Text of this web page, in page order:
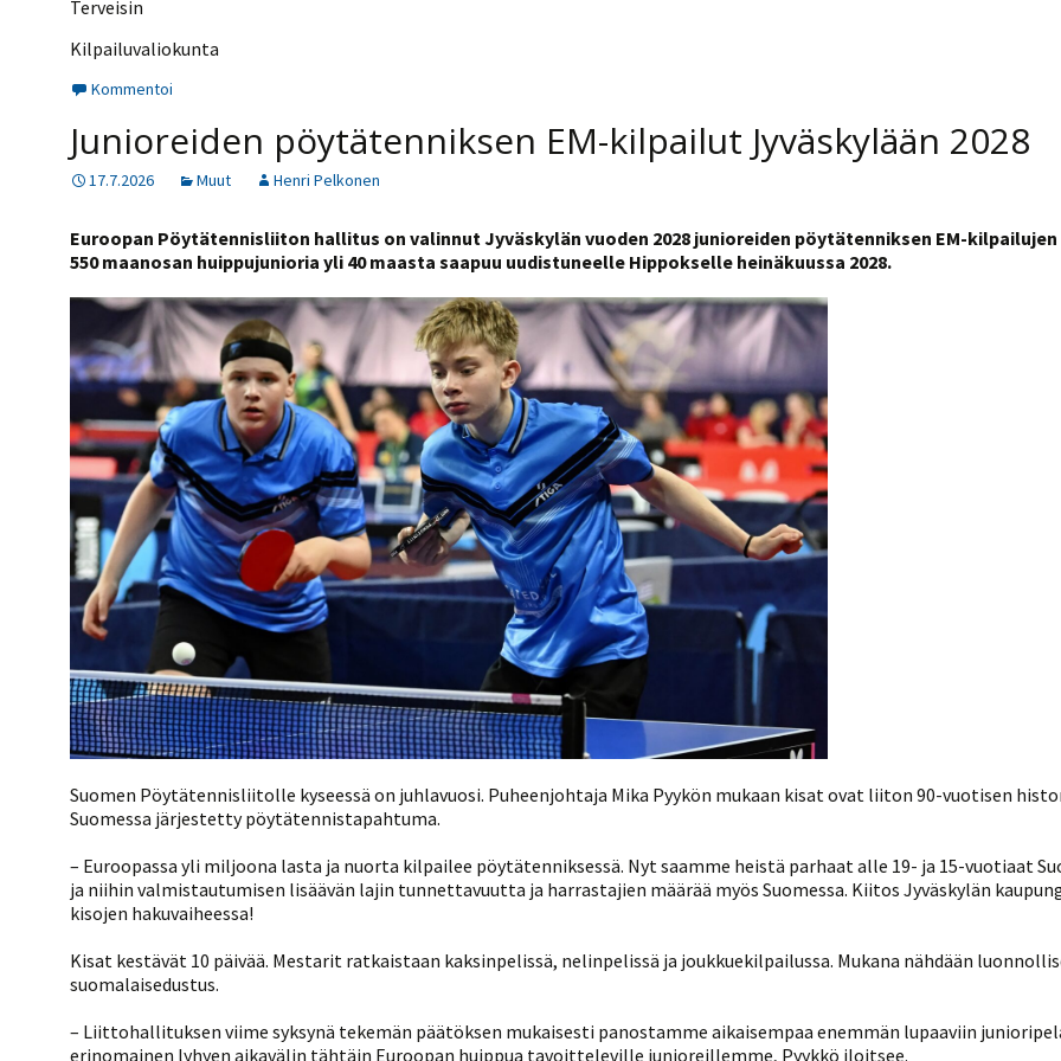
Terveisin
Kilpailuvaliokunta
Kommentoi
Junioreiden pöytätenniksen EM-kilpailut Jyväskylään 2028
17.7.2026 Muut Henri Pelkonen
Euroopan Pöytätennisliiton hallitus on valinnut Jyväskylän vuoden 2028 junioreiden pöytätenniksen EM-
550 maanosan huippujunioria yli 40 maasta saapuu uudistuneelle Hippokselle heinäkuussa 2028.
Suomen Pöytätennisliitolle kyseessä on juhlavuosi. Puheenjohtaja Mika Pyykön mukaan kisat ovat liiton 90-vuotisen
Suomessa järjestetty pöytätennistapahtuma.
– Euroopassa yli miljoona lasta ja nuorta kilpailee pöytätenniksessä. Nyt saamme heistä parhaat alle 19- ja 15-vuotiaat
ja niihin valmistautumisen lisäävän lajin tunnettavuutta ja harrastajien määrää myös Suomessa. Kiitos Jyväskylän
kisojen hakuvaiheessa!
Kisat kestävät 10 päivää. Mestarit ratkaistaan kaksinpelissä, nelinpelissä ja joukkuekilpailussa. Mukana nähdään
suomalaisedustus.
– Liittohallituksen viime syksynä tekemän päätöksen mukaisesti panostamme aikaisempaa enemmän lupaaviin
erinomainen lyhyen aikavälin tähtäin Euroopan huippua tavoitteleville junioreillemme, Pyykkö iloitsee.